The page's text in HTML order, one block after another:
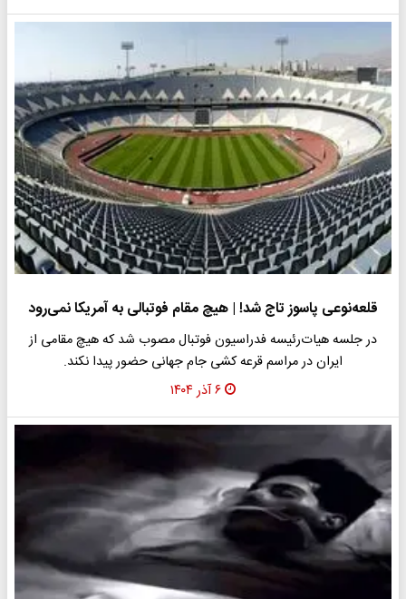
قلعه‌نوعی پاسوز تاج شد! | هیچ مقام فوتبالی به آمریکا نمی‌رود
در جلسه هیات‌رئیسه فدراسیون فوتبال مصوب شد که هیچ مقامی از
ایران در مراسم قرعه کشی جام جهانی حضور پیدا نکند.
۶ آذر ۱۴۰۴